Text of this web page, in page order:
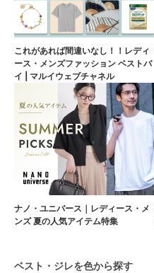
これがあれば間違いなし！！レディ
ース・メンズファッション ベストバ
イ | マルイウェブチャネル
ナノ・ユニバース｜レディース・メ
ンズ 夏の人気アイテム特集
ベスト・ジレを色から探す